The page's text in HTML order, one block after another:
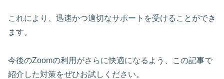
これにより、迅速かつ適切なサポートを受けることができ
ます。
今後のZoomの利用がさらに快適になるよう、この記事で
紹介した対策をぜひお試しください。